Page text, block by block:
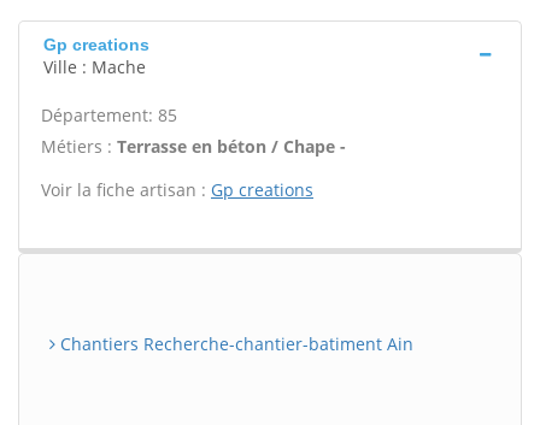
Gp creations
Ville : Mache
Département: 85
Métiers : Terrasse en béton / Chape -
Voir la fiche artisan : Gp creations
Chantiers Recherche-chantier-batiment Ain